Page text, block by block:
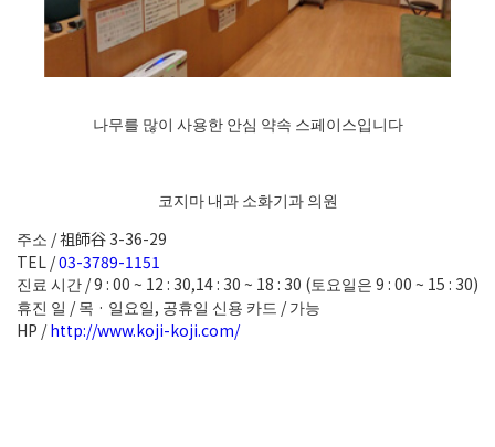
나무를 많이 사용한 안심 약속 스페이스입니다
코지마 내과 소화기과 의원
주소 / 祖師谷 3-36-29
TEL /03-3789-1151
진료 시간 / 9 : 00 ~ 12 : 30,14 : 30 ~ 18 : 30 (토요일은 9 : 00 ~ 15 : 30)
휴진 일 / 목 · 일요일, 공휴일 신용 카드 / 가능
HP /http://www.koji-koji.com/